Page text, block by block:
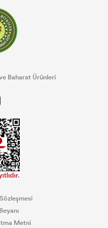
Baharat Ürünleri
Metni